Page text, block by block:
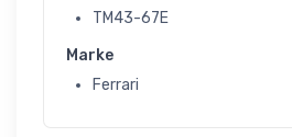
TM43-67E
Marke
Ferrari